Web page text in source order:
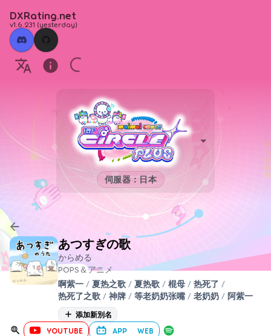
DXRating.net
v1.6.231 (yesterday)
伺服器：日本
あつすぎの歌
からめる
POPS＆アニメ
啊紫一 / 夏热之歌 / 夏热歌 / 棍母 / 热死了 /
热死了之歌 / 神牌 / 等老奶奶张嘴 / 老奶奶 / 阿紫一
添加新別名
YOUTUBE APP WEB